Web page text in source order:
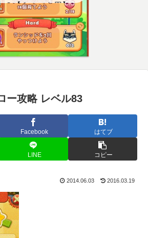
？【クエスト用】
ー攻略 レベル83
Facebook はてブ
LINE コピー
2014.06.03 2016.03.19